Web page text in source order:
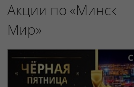
Акции по «Минск
Мир»